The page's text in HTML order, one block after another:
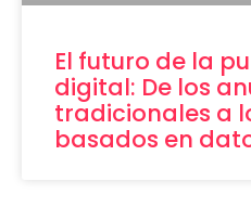
El futuro de la
digital: De los
tradicionales a
basados en